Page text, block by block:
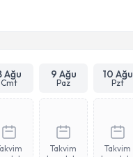
Ağu
Cmt
9 Ağu
Paz
10 Ağu
Pzt
Takvim
Takvim